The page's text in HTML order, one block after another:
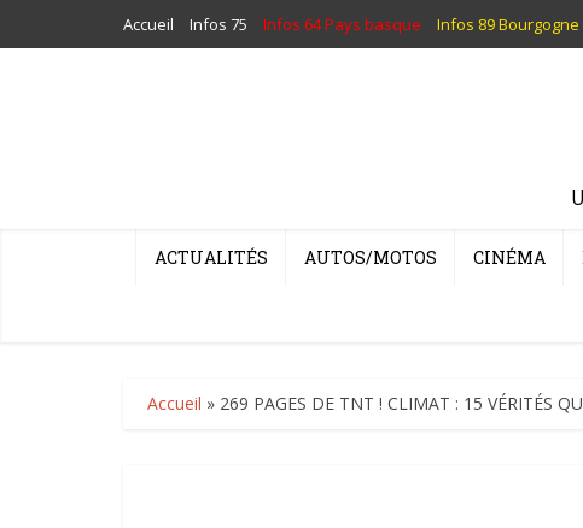
Accueil Infos 75 Infos 64 Pays basque Infos 89 Bourgogne
ACTUALITÉS AUTOS/MOTOS CINÉMA
Accueil » 269 PAGES DE TNT ! CLIMAT : 15 VÉRITÉS